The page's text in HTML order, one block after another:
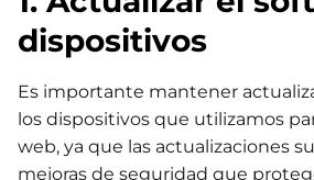
dispositivos
Es importante mantener
los dispositivos que utilizamos
web, ya que las actualizaciones
mejoras de seguridad que